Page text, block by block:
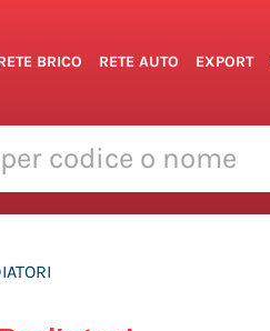
BRICO RETE AUTO EXPORT